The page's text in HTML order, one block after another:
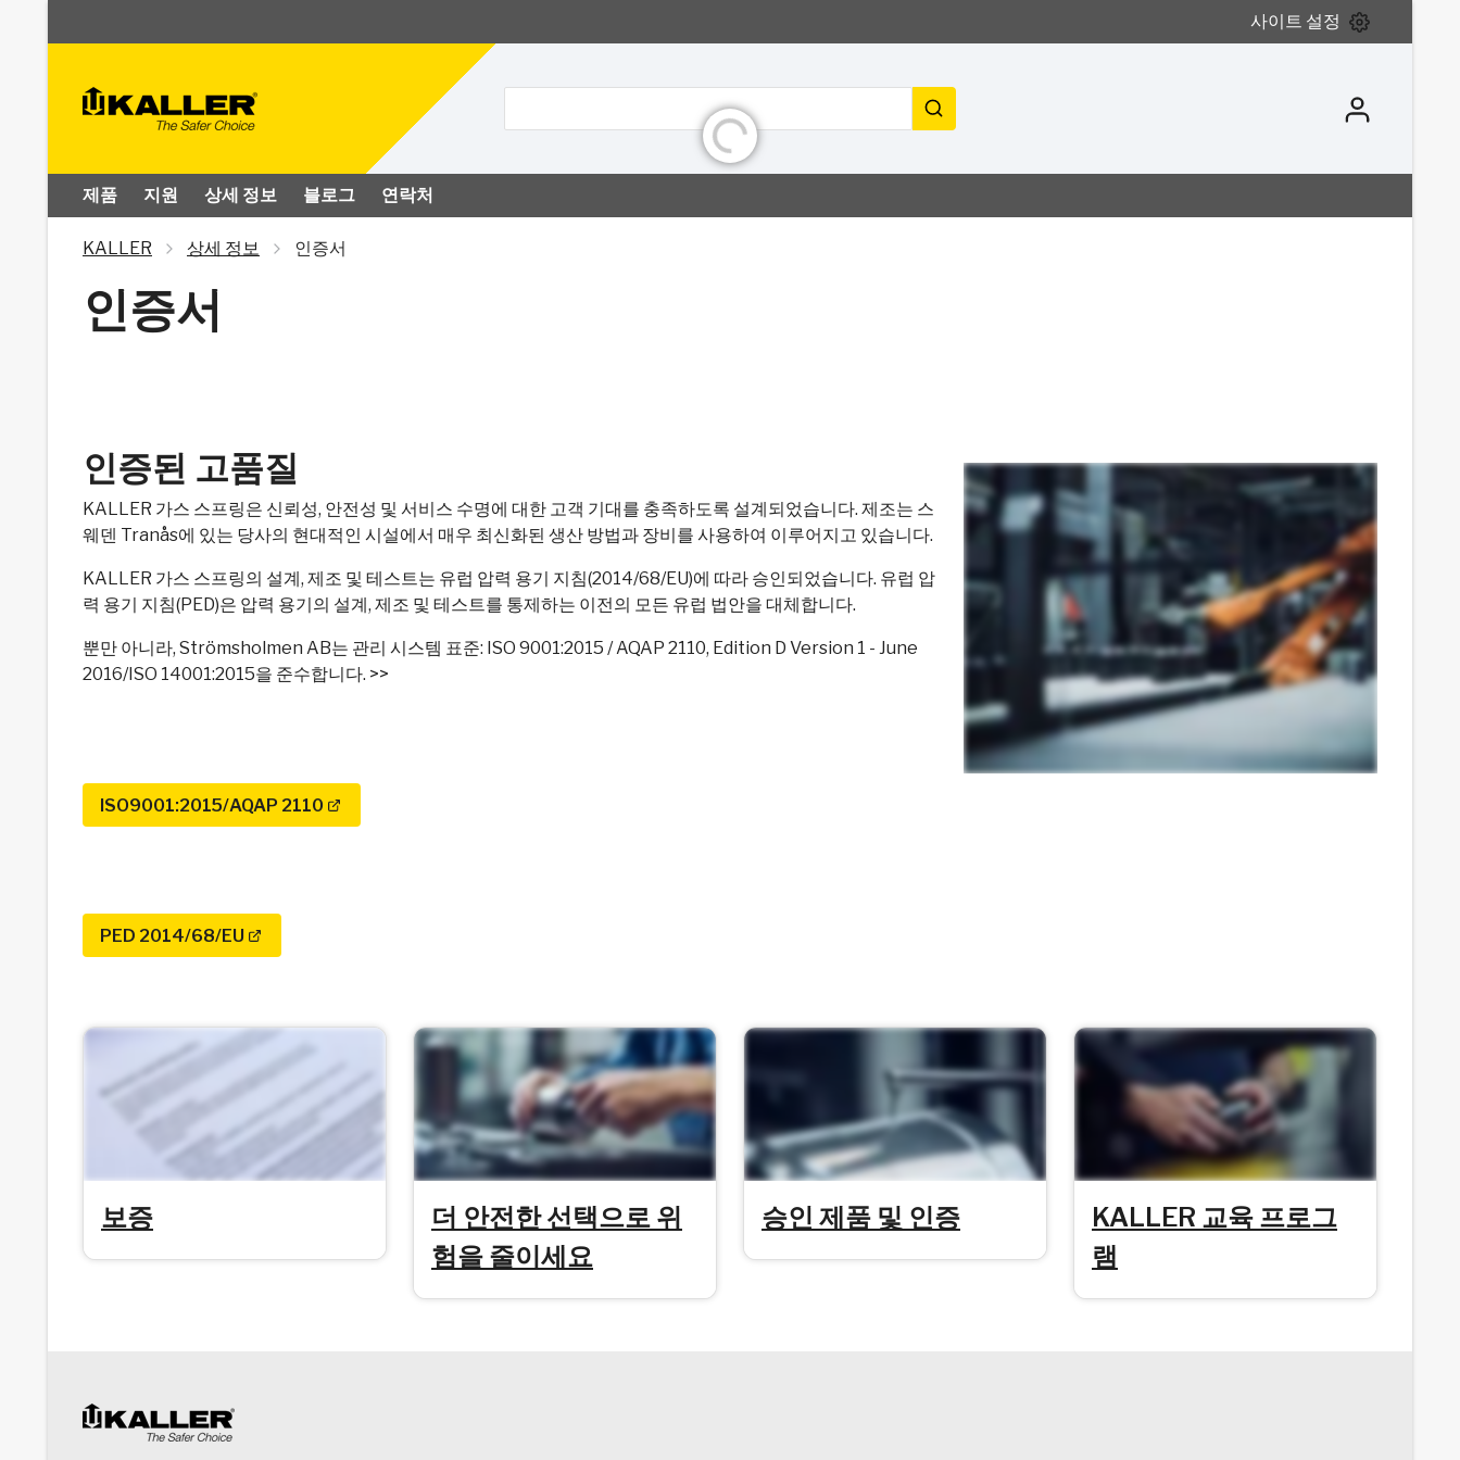
사이트 설정
제품 지원 상세 정보 블로그 연락처
KALLER 상세 정보 인증서
초기화 중
인증서
인증된 고품질
KALLER 가스 스프링은 신뢰성, 안전성 및 서비스 수명에 대한 고객 기대를 충족하도록 설계되었습니다. 제조는 스
웨덴 Tranås에 있는 당사의 현대적인 시설에서 매우 최신화된 생산 방법과 장비를 사용하여 이루어지고 있습니다.
KALLER 가스 스프링의 설계, 제조 및 테스트는 유럽 압력 용기 지침(2014/68/EU)에 따라 승인되었습니다. 유럽 압
력 용기 지침(PED)은 압력 용기의 설계, 제조 및 테스트를 통제하는 이전의 모든 유럽 법안을 대체합니다.
뿐만 아니라, Strömsholmen AB는 관리 시스템 표준: ISO 9001:2015 / AQAP 2110, Edition D Version 1 - June
2016/ISO 14001:2015을 준수합니다. >>
ISO9001:2015/AQAP 2110
PED 2014/68/EU
보증
더 안전한 선택으로 위
험을 줄이세요
승인 제품 및 인증
KALLER 교육 프로그
램